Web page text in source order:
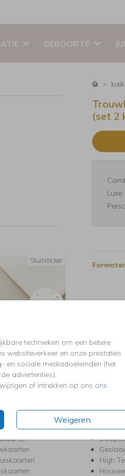
GEBOORTE
technieken om een betere
websiteverkeer en onze prestaties
en sociale mediadoeleinden (het
advertenties).
of intrekken op ons ons
Weigeren
Sluitsticker
(set 2
uitnodigingen
uitnodigingen
High